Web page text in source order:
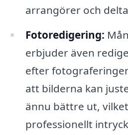
arrangörer och
Fotoredigering:
erbjuder även
efter
att bilderna kan
ännu bättre ut,
professionellt